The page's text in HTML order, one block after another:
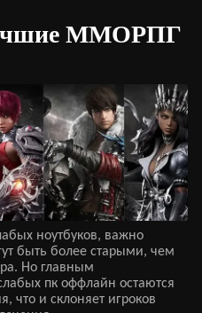
ММОРПГ
ноутбуков, важно
быть более старыми, чем
Но главным
пк оффлайн остаются
что и склоняет игроков